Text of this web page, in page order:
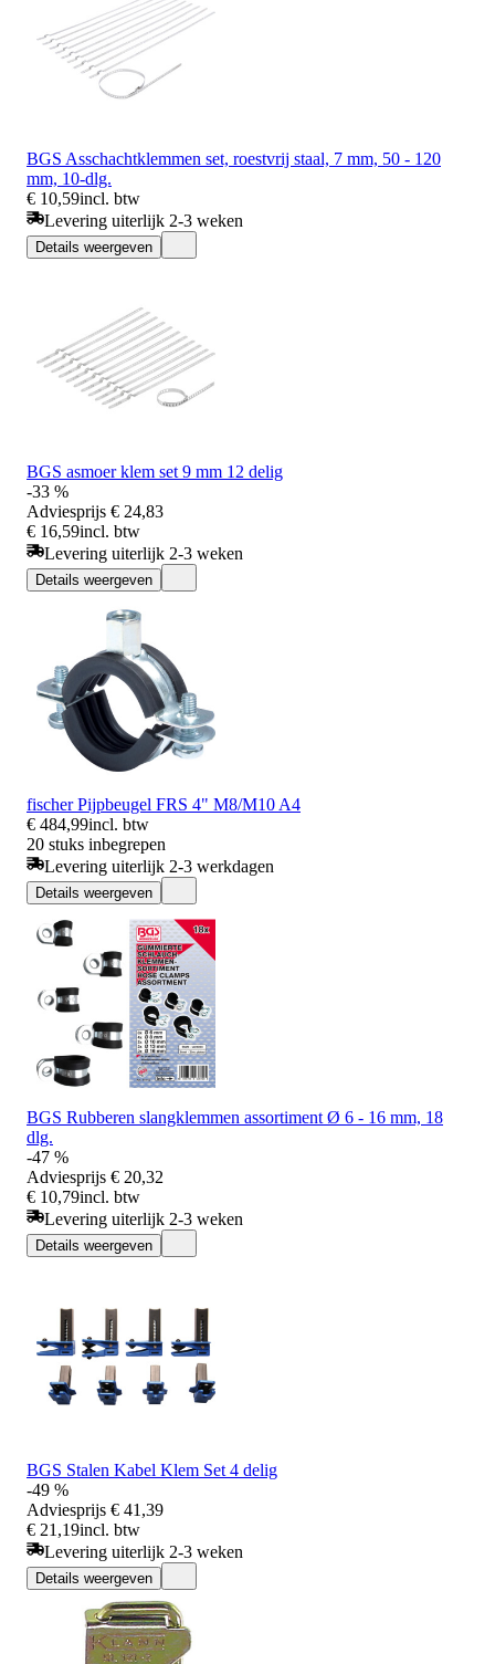
BGS Asschachtklemmen set, roestvrij staal, 7 mm, 50 - 120
mm, 10-dlg.
€ 10,59incl. btw
Levering uiterlijk 2-3 weken
Details weergeven
BGS asmoer klem set 9 mm 12 delig
-33 %
Adviesprijs € 24,83
€ 16,59incl. btw
Levering uiterlijk 2-3 weken
Details weergeven
fischer Pijpbeugel FRS 4" M8/M10 A4
€ 484,99incl. btw
20 stuks inbegrepen
Levering uiterlijk 2-3 werkdagen
Details weergeven
BGS Rubberen slangklemmen assortiment Ø 6 - 16 mm, 18
dlg.
-47 %
Adviesprijs € 20,32
€ 10,79incl. btw
Levering uiterlijk 2-3 weken
Details weergeven
BGS Stalen Kabel Klem Set 4 delig
-49 %
Adviesprijs € 41,39
€ 21,19incl. btw
Levering uiterlijk 2-3 weken
Details weergeven